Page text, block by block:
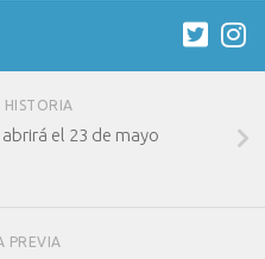
HISTORIA
el 23 de mayo
PREVIA